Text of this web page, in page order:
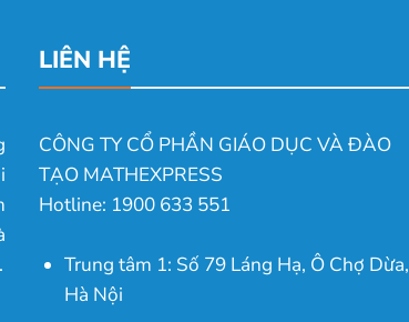
LIÊN HỆ
CÔNG TY CỔ PHẦN GIÁO DỤC VÀ ĐÀO
TẠO MATHEXPRESS
Hotline: 1900 633 551
Trung tâm 1: Số 79 Láng Hạ, Ô Chợ Dừa,
Hà Nội